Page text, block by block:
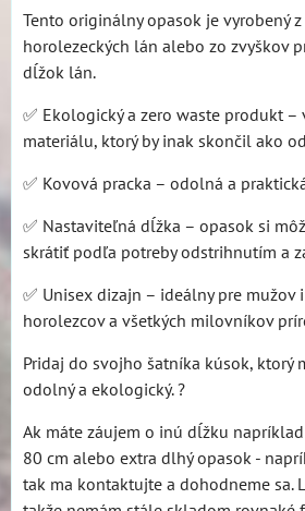
Tento originálny opasok je vyrobený
horolezeckých lán alebo zo zvyškov
dĺžok lán.
✅ Ekologický a zero waste produkt –
materiálu, ktorý by inak skončil ako
✅ Kovová pracka – odolná a
✅ Nastaviteľná dĺžka – opasok si
skrátiť podľa potreby odstrihnutím a
✅ Unisex dizajn – ideálny pre mužov
horolezcov a všetkých milovníkov
Pridaj do svojho šatníka kúsok, ktorý
odolný a ekologický. ?
Ak máte záujem o inú dĺžku
80 cm alebo extra dlhý opasok -
tak ma kontaktujte a dohodneme sa.